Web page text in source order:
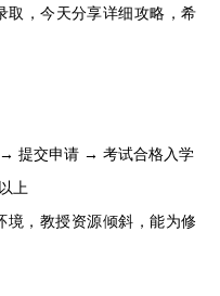
取，今天分享详细攻略，希
提交申请 → 考试合格入学
上
境，教授资源倾斜，能为修